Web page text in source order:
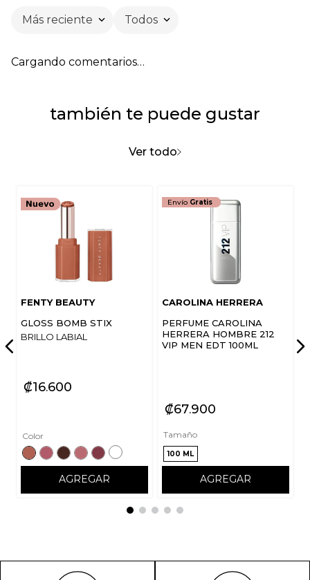
Más reciente Todos
Cargando comentarios…
también te puede gustar
Ver todo
FENTY BEAUTY
GLOSS BOMB STIX
BRILLO LABIAL
₡16600
Color
AGREGAR
Envío Gratis
CAROLINA HERRERA
PERFUME CAROLINA
HERRERA HOMBRE 212
VIP MEN EDT 100ML
₡67900
Tamaño
100 ML
AGREGAR